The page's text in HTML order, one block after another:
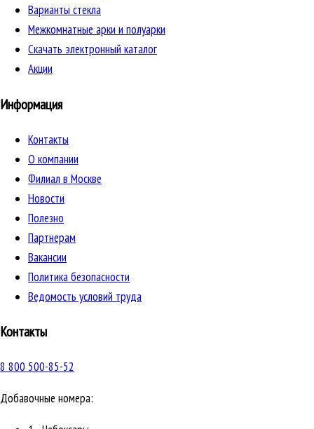
Варианты стекла
Межкомнатные арки и полуарки
Скачать электронный каталог
Акции
Информация
Контакты
О компании
Филиал в Москве
Новости
Полезно
Партнерам
Вакансии
Политика безопасности
Ведомость условий труда
Контакты
8 800 500-85-52
Добавочные номера: